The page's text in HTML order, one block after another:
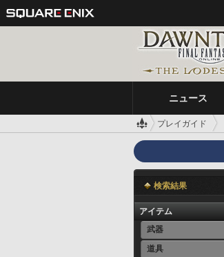
ニュース
プレイガイド
検索結果
アイテム
武器
道具